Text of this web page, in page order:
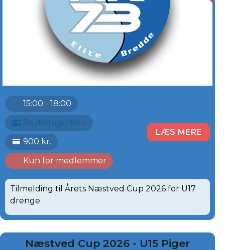
15:00 - 18:00
Se deltagerliste
900 kr.
Kun for medlemmer
LÆS MERE
Tilmelding til Årets Næstved Cup 2026 for U17
drenge
Næstved Cup 2026 - U15 Piger